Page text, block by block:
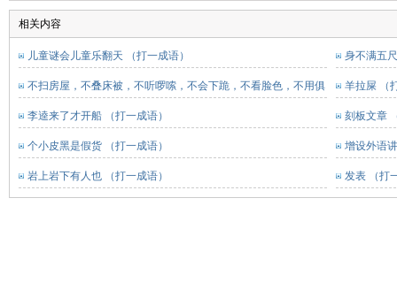
相关内容
儿童谜会儿童乐翻天 （打一成语） 身不满五
不扫房屋，不叠床被，不听啰嗦，不会下跪，不看脸色，不用俱
内。 （打一成语）
羊拉屎 （
李逵来了才开船 （打一成语） 刻板文章
个小皮黑是假货 （打一成语） 增设外语
岩上岩下有人也 （打一成语） 发表 （打